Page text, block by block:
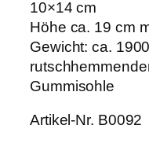
10×14 cm
Höhe ca. 19 cm
Gewicht: ca.
Gummisohle
Artikel-Nr. B0092